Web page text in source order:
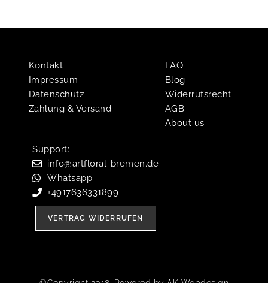
Kontakt
Impressum
Datenschutz
Zahlung & Versand
FAQ
Blog
Widerrufsrecht
AGB
About us
Support:​
info@artfloral-bremen.de
Whatsapp
+4917636331899
VERTRAG WIDERRUFEN